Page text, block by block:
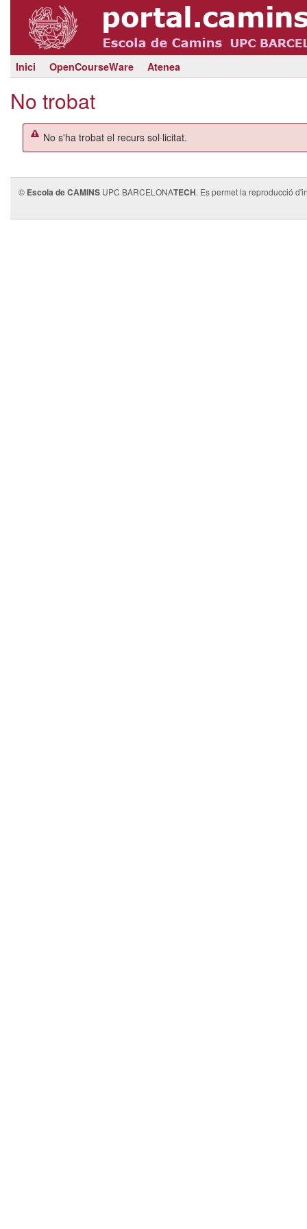
Inici OpenCourseWare Atenea
No trobat
No s'ha trobat el recurs sol·licitat.
© Escola de CAMINS UPC BARCELONATECH. Es permet la reproducció